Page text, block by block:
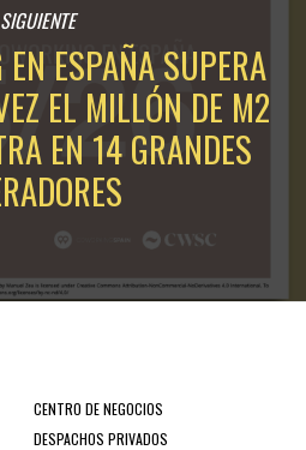
SIGUIENTE
EN ESPAÑA SUPERA
EL MILLÓN DE M2
EN 14 GRANDES
CENTRO DE NEGOCIOS
DESPACHOS PRIVADOS